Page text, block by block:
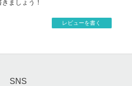
ましょう！
レビューを書く
SNS